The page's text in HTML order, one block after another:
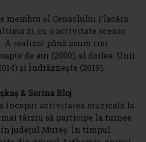
membru al Cenaclului Flacăra
zi, cu o activitate scenic
A realizat până acum trei
de aur (2000), al doilea: Unii
și Îndrăznește (2019).
& Sorina Bloj
început activitatea muzicală la
mai târziu să participe la turnee
în județul Mureș. În timpul